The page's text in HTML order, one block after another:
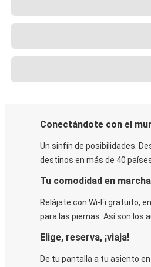
Conectándote con el
Un sinfín de posibilidades.
destinos en más de 40
Tu comodidad en marcha
Relájate con Wi-Fi gratuito,
para las piernas. Así son los
Elige, reserva, ¡viaja!
De tu pantalla a tu asiento